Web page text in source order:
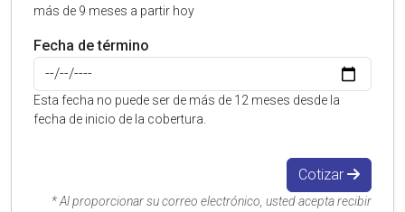
más de 9 meses a partir hoy
Fecha de término
Esta fecha no puede ser de más de 12 meses desde la
fecha de inicio de la cobertura.
Cotizar
* Al proporcionar su correo electrónico, usted acepta recibir